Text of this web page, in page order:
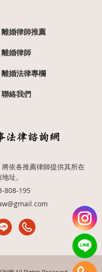
離婚律師推薦
離婚律師
離婚法律專欄
聯絡我們
依各推薦律師提供其所在
址。
808-195